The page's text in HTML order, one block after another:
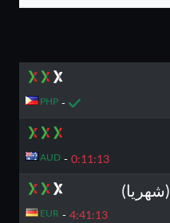
-
PHP
0:11:12
-
AUD
4:41:12
-
EUR